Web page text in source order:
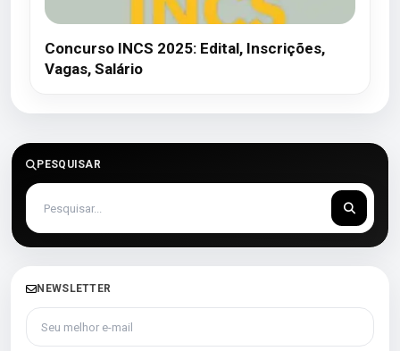
Concurso INCS 2025: Edital, Inscrições,
Vagas, Salário
PESQUISAR
NEWSLETTER
Seu melhor e-mail